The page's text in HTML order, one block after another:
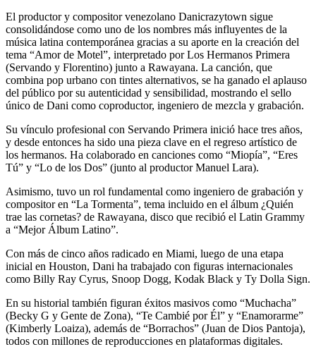
El productor y compositor venezolano Danicrazytown sigue
consolidándose como uno de los nombres más influyentes de la
música latina contemporánea gracias a su aporte en la creación del
tema “Amor de Motel”, interpretado por Los Hermanos Primera
(Servando y Florentino) junto a Rawayana. La canción, que
combina pop urbano con tintes alternativos, se ha ganado el aplauso
del público por su autenticidad y sensibilidad, mostrando el sello
único de Dani como coproductor, ingeniero de mezcla y grabación.
Su vínculo profesional con Servando Primera inició hace tres años,
y desde entonces ha sido una pieza clave en el regreso artístico de
los hermanos. Ha colaborado en canciones como “Miopía”, “Eres
Tú” y “Lo de los Dos” (junto al productor Manuel Lara).
Asimismo, tuvo un rol fundamental como ingeniero de grabación y
compositor en “La Tormenta”, tema incluido en el álbum ¿Quién
trae las cornetas? de Rawayana, disco que recibió el Latin Grammy
a “Mejor Álbum Latino”.
Con más de cinco años radicado en Miami, luego de una etapa
inicial en Houston, Dani ha trabajado con figuras internacionales
como Billy Ray Cyrus, Snoop Dogg, Kodak Black y Ty Dolla Sign.
En su historial también figuran éxitos masivos como “Muchacha”
(Becky G y Gente de Zona), “Te Cambié por Él” y “Enamorarme”
(Kimberly Loaiza), además de “Borrachos” (Juan de Dios Pantoja),
todos con millones de reproducciones en plataformas digitales.